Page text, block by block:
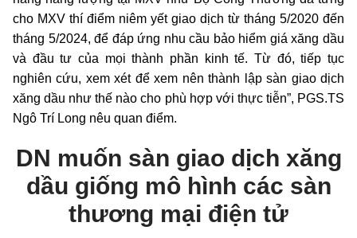
cho MXV thí điểm niêm yết giao dịch từ tháng 5/2020 đến
tháng 5/2024, để đáp ứng nhu cầu bảo hiểm giá xăng dầu
và đầu tư của mọi thành phần kinh tế. Từ đó, tiếp tục
nghiên cứu, xem xét để xem nên thành lập sàn giao dịch
xăng dầu như thế nào cho phù hợp với thực tiễn”, PGS.TS
Ngô Trí Long nêu quan điểm.
DN muốn sàn giao dịch xăng
dầu giống mô hình các sàn
thương mại điện tử